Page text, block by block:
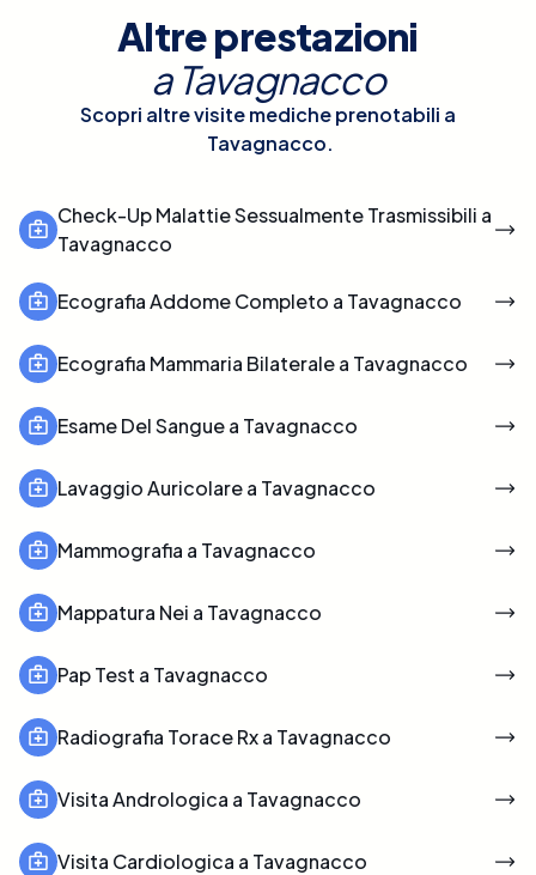
Altre prestazioni
a Tavagnacco
Scopri altre visite mediche prenotabili a
Tavagnacco.
Check-Up Malattie Sessualmente Trasmissibili a
Tavagnacco
Ecografia Addome Completo a Tavagnacco
Ecografia Mammaria Bilaterale a Tavagnacco
Esame Del Sangue a Tavagnacco
Lavaggio Auricolare a Tavagnacco
Mammografia a Tavagnacco
Mappatura Nei a Tavagnacco
Pap Test a Tavagnacco
Radiografia Torace Rx a Tavagnacco
Visita Andrologica a Tavagnacco
Visita Cardiologica a Tavagnacco